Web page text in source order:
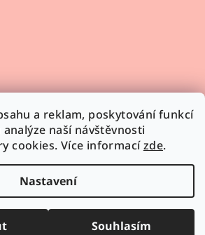
a reklam, poskytování funkcí
naší návštěvnosti
cookies. Více informacízde.
Nastavení
Souhlasím